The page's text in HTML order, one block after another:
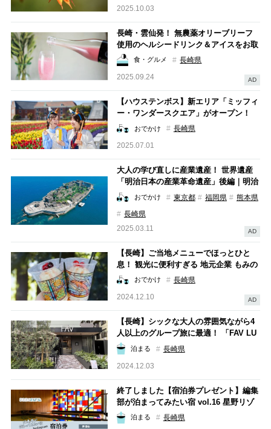
2025.10.03
長崎・雲仙発！ 無農薬オリーブリーフ
使用のヘルシードリンク＆アイスをお取
り寄せ
AD
食・グルメ
長崎県
2025.09.24
【ハウステンボス】新エリア「ミッフィ
ー・ワンダースクエア」がオープン！
エリア詳細やフード・グッズも大紹介
おでかけ
長崎県
2025.07.01
大人の学び直しに産業遺産！ 世界遺産
「明治日本の産業革命遺産」後編｜明治
時代「近代産業の始まり」
AD
おでかけ 東京都 福岡県
熊本県
長崎県
2025.03.11
【長崎】ご当地メニューでほっとひと
息！ 観光に便利すぎる 地元企業 もみの
木 のお店3選
AD
おでかけ
長崎県
2024.12.10
【長崎】シックな大人の雰囲気ながら4
人以上のグループ旅に最適！ 「FAV LU
X 長崎」宿泊レポ
泊まる
長崎県
2024.12.03
終了しました【宿泊券プレゼント】編集
部が泊まってみたい宿 vol.16 星野リゾ
ート「界 雲仙」
泊まる
長崎県